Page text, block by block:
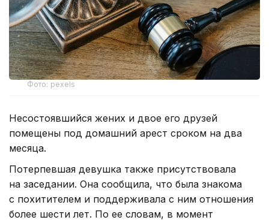
Фото: pexels
Несостоявшийся жених и двое его друзей
помещены под домашний арест сроком на два
месяца.
Потерпевшая девушка также присутствовала
на заседании. Она сообщила, что была знакома
с похитителем и поддерживала с ним отношения
более шести лет. По ее словам, в момент